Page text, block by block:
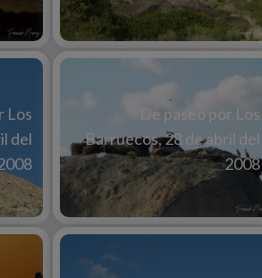
Los
del
De paseo por Los
Barruecos, 28 de abril del
2008